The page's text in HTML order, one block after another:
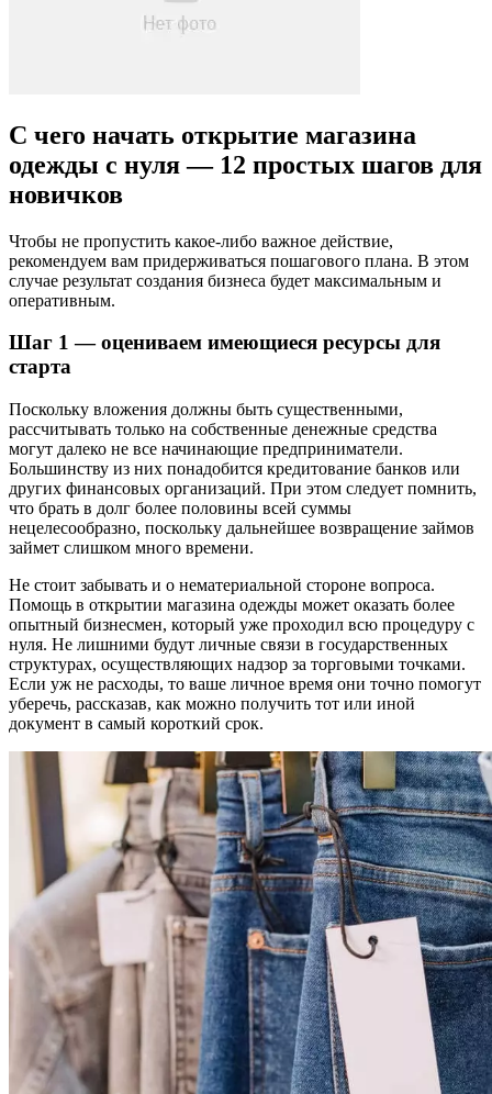
С чего начать открытие магазина
одежды с нуля — 12 простых шагов для
новичков
Чтобы не пропустить какое-либо важное действие,
рекомендуем вам придерживаться пошагового плана. В этом
случае результат создания бизнеса будет максимальным и
оперативным.
Шаг 1 — оцениваем имеющиеся ресурсы для
старта
Поскольку вложения должны быть существенными,
рассчитывать только на собственные денежные средства
могут далеко не все начинающие предприниматели.
Большинству из них понадобится кредитование банков или
других финансовых организаций. При этом следует помнить,
что брать в долг более половины всей суммы
нецелесообразно, поскольку дальнейшее возвращение займов
займет слишком много времени.
Не стоит забывать и о нематериальной стороне вопроса.
Помощь в открытии магазина одежды может оказать более
опытный бизнесмен, который уже проходил всю процедуру с
нуля. Не лишними будут личные связи в государственных
структурах, осуществляющих надзор за торговыми точками.
Если уж не расходы, то ваше личное время они точно помогут
уберечь, рассказав, как можно получить тот или иной
документ в самый короткий срок.